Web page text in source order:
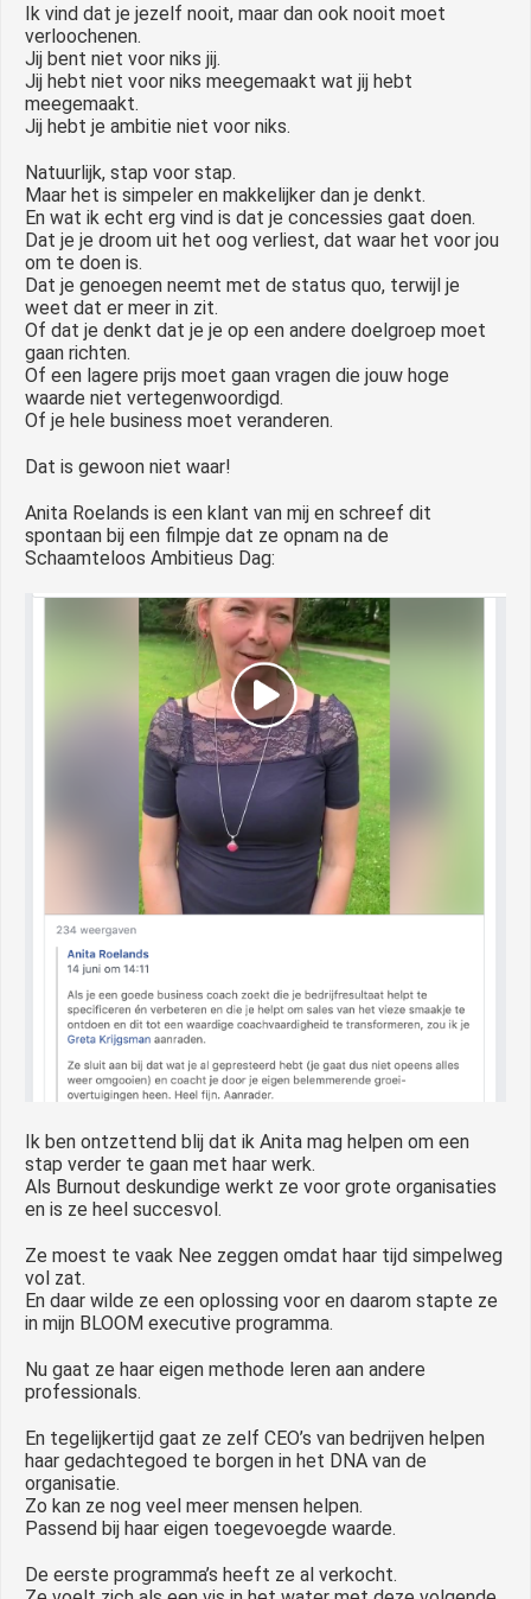
Ik vind dat je jezelf nooit, maar dan ook nooit moet
verloochenen.
Jij bent niet voor niks jij.
Jij hebt niet voor niks meegemaakt wat jij hebt
meegemaakt.
Jij hebt je ambitie niet voor niks.
Natuurlijk, stap voor stap.
Maar het is simpeler en makkelijker dan je denkt.
En wat ik echt erg vind is dat je concessies gaat doen.
Dat je je droom uit het oog verliest, dat waar het voor jou
om te doen is.
Dat je genoegen neemt met de status quo, terwijl je
weet dat er meer in zit.
Of dat je denkt dat je je op een andere doelgroep moet
gaan richten.
Of een lagere prijs moet gaan vragen die jouw hoge
waarde niet vertegenwoordigd.
Of je hele business moet veranderen.
Dat is gewoon niet waar!
Anita Roelands is een klant van mij en schreef dit
spontaan bij een filmpje dat ze opnam na de
Schaamteloos Ambitieus Dag:
Ik ben ontzettend blij dat ik Anita mag helpen om een
stap verder te gaan met haar werk.
Als Burnout deskundige werkt ze voor grote organisaties
en is ze heel succesvol.
Ze moest te vaak Nee zeggen omdat haar tijd simpelweg
vol zat.
En daar wilde ze een oplossing voor en daarom stapte ze
in mijn BLOOM executive programma.
Nu gaat ze haar eigen methode leren aan andere
professionals.
En tegelijkertijd gaat ze zelf CEO’s van bedrijven helpen
haar gedachtegoed te borgen in het DNA van de
organisatie.
Zo kan ze nog veel meer mensen helpen.
Passend bij haar eigen toegevoegde waarde.
De eerste programma’s heeft ze al verkocht.